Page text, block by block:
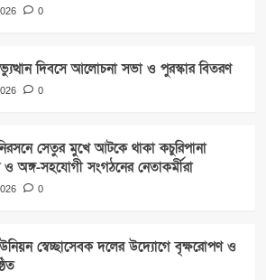
0
দিবসে আলোচনা সভা ও পুরস্কার বিতরণ
0
সেতুর মুখে আটকে থাকা কচুরিপানা
অঙ্গ-সহযোগী সংগঠনের নেতাকর্মীরা
0
স্বেচ্ছাসেবক দলের উদ্যোগে বৃক্ষরোপণ ও